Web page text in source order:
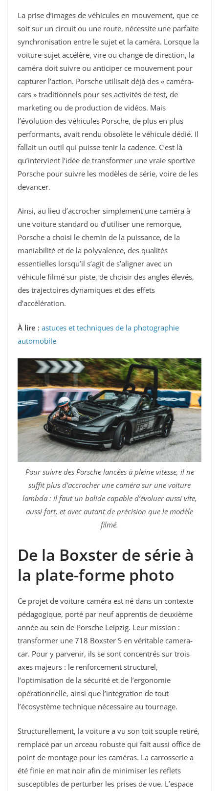
La prise d’images de véhicules en mouvement, que ce
soit sur un circuit ou une route, nécessite une parfaite
synchronisation entre le sujet et la caméra. Lorsque la
voiture-sujet accélère, vire ou change de direction, la
caméra doit suivre ou anticiper ce mouvement pour
capturer l’action. Porsche utilisait déjà des « caméra-
cars » traditionnels pour ses activités de test, de
marketing ou de production de vidéos. Mais
l’évolution des véhicules Porsche, de plus en plus
performants, avait rendu obsolète le véhicule dédié. Il
fallait un outil qui puisse tenir la cadence. C’est là
qu’intervient l’idée de transformer une vraie sportive
Porsche pour suivre les modèles de série, voire de les
devancer.
Ainsi, au lieu d’accrocher simplement une caméra à
une voiture standard ou d’utiliser une remorque,
Porsche a choisi le chemin de la puissance, de la
maniabilité et de la polyvalence, des qualités
essentielles lorsqu’il s’agit de s’aligner avec un
véhicule filmé sur piste, de choisir des angles élevés,
des trajectoires dynamiques et des effets
d’accélération.
À lire : astuces et techniques de la photographie
automobile
Pour suivre des Porsche lancées à pleine vitesse, il ne
suffit plus d’accrocher une caméra sur une voiture
lambda : il faut un bolide capable d’évoluer aussi vite,
aussi fort, et avec autant de précision que le modèle
filmé.
De la Boxster de série à
la plate-forme photo
Ce projet de voiture-caméra est né dans un contexte
pédagogique, porté par neuf apprentis de deuxième
année au sein de Porsche Leipzig. Leur mission :
transformer une 718 Boxster S en véritable camera-
car. Pour y parvenir, ils se sont concentrés sur trois
axes majeurs : le renforcement structurel,
l’optimisation de la sécurité et de l’ergonomie
opérationnelle, ainsi que l’intégration de tout
l’écosystème technique nécessaire au tournage.
Structurellement, la voiture a vu son toit souple retiré,
remplacé par un arceau robuste qui fait aussi office de
point de montage pour les caméras. La carrosserie a
été finie en mat noir afin de minimiser les reflets
susceptibles de perturber les prises de vue. L’espace